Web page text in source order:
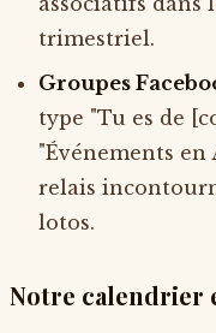
trimestriel.
Groupes
type "Tu es de
"Événements en
relais
lotos.
Notre calendrier